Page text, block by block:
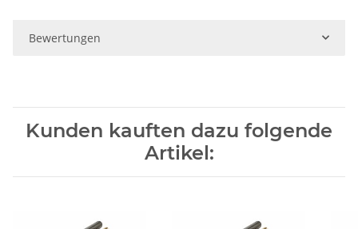
Bewertungen
Kunden kauften dazu folgende
Artikel: